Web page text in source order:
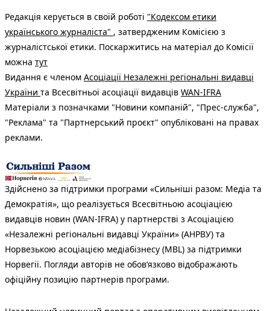
Редакція керується в своїй роботі "Кодексом етики
українського журналіста" , затвердженим Комісією з
журналістської етики. Поскаржитись на матеріал до Комісії
можна тут
Видання є членом Асоціації Незалежні регіональні видавці
України та Всесвітньої асоціації видавців WAN-IFRA
Матеріали з позначками "Новини компаній", "Прес-служба",
"Реклама" та "Партнерський проєкт" опубліковані на правах
реклами.
Здійснено за підтримки програми «Сильніші разом: Медіа та
Демократія», що реалізується Всесвітньою асоціацією
видавців новин (WAN-IFRA) у партнерстві з Асоціацією
«Незалежні регіональні видавці України» (АНРВУ) та
Норвезькою асоціацією медіабізнесу (MBL) за підтримки
Норвегії. Погляди авторів не обов’язково відображають
офіційну позицію партнерів програми.